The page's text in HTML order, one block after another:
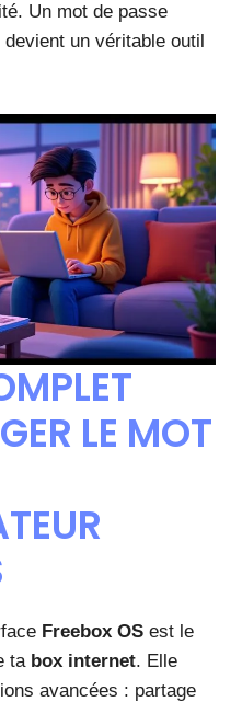
Un mot de passe
un véritable outil
LE MOT
Freebox OS est le
ta box internet. Elle
avancées : partage